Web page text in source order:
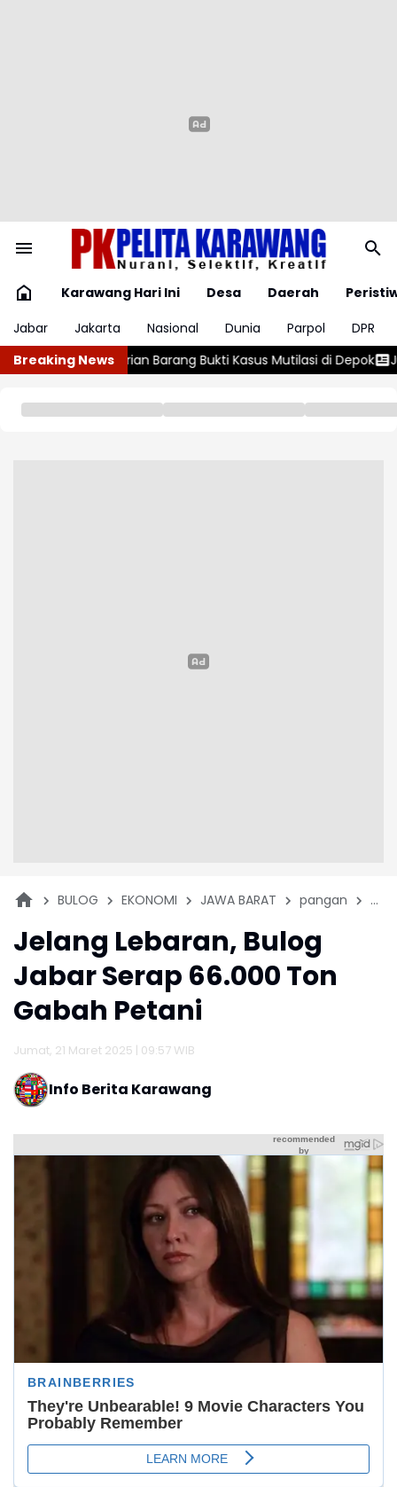
Karawang Hari Ini Desa Daerah
Jabar
Jakarta Nasional Dunia Parpol
DPR
Breaking News
Mutilasi di Depok Jutaan Obat Terlarang dan Miras
BULOG EKONOMI JAWA BARAT pangan
Jelang Lebaran, Bulog
Jabar Serap 66.000 Ton
Gabah Petani
Jumat, 21 Maret 2025 | 09:57 WIB
Info Berita Karawang